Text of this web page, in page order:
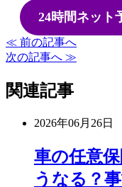
24時間ネット
≪ 前の記事へ
次の記事へ ≫
関連記事
2026年06月26日
車の任意
うなる？